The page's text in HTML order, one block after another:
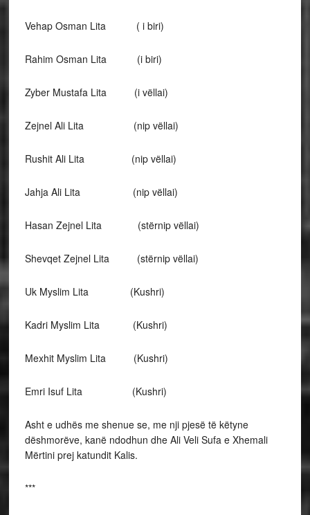
Vehap Osman Lita ( i biri)
Rahim Osman Lita (i biri)
Zyber Mustafa Lita (i vëllai)
Zejnel Ali Lita (nip vëllai)
Rushit Ali Lita (nip vëllai)
Jahja Ali Lita (nip vëllai)
Hasan Zejnel Lita (stërnip vëllai)
Shevqet Zejnel Lita (stërnip vëllai)
Uk Myslim Lita (Kushri)
Kadri Myslim Lita (Kushri)
Mexhit Myslim Lita (Kushri)
Emri Isuf Lita (Kushri)
Asht e udhës me shenue se, me nji pjesë të këtyne
dëshmorëve, kanë ndodhun dhe Ali Veli Sufa e Xhemali
Mërtini prej katundit Kalis.
***